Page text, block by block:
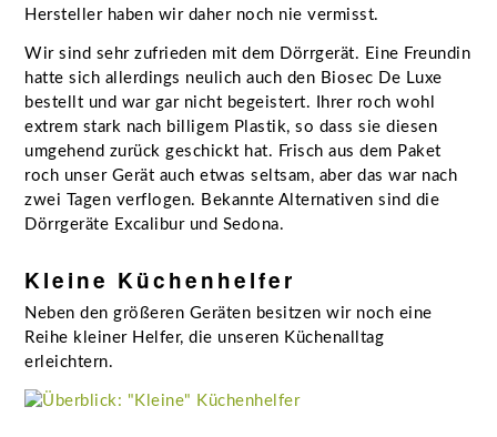
Hersteller haben wir daher noch nie vermisst.
Wir sind sehr zufrieden mit dem Dörrgerät. Eine Freundin
hatte sich allerdings neulich auch den Biosec De Luxe
bestellt und war gar nicht begeistert. Ihrer roch wohl
extrem stark nach billigem Plastik, so dass sie diesen
umgehend zurück geschickt hat. Frisch aus dem Paket
roch unser Gerät auch etwas seltsam, aber das war nach
zwei Tagen verflogen. Bekannte Alternativen sind die
Dörrgeräte Excalibur und Sedona.
Kleine Küchenhelfer
Neben den größeren Geräten besitzen wir noch eine
Reihe kleiner Helfer, die unseren Küchenalltag
erleichtern.